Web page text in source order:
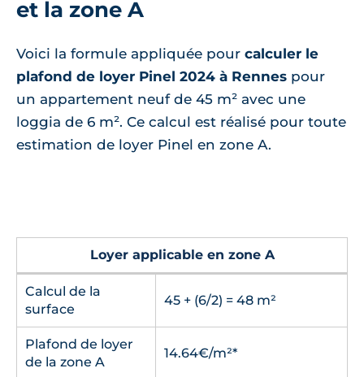
et la zone A
Voici la formule appliquée pour calculer le
plafond de loyer Pinel 2024 à Rennes pour
un appartement neuf de 45 m² avec une
loggia de 6 m². Ce calcul est réalisé pour toute
estimation de loyer Pinel en zone A.
Loyer applicable en zone A
Calcul de la
surface
45 + (6/2) = 48 m²
Plafond de loyer
de la zone A
14.64€/m²*